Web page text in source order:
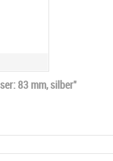
83 mm, silber"